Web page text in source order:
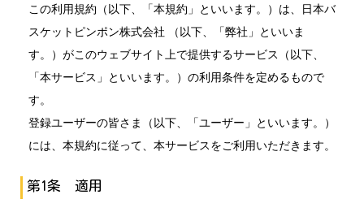
この利用規約（以下、「本規約」といいます。）は、日本バ
スケットピンポン株式会社 （以下、「弊社」といいま
す。）がこのウェブサイト上で提供するサービス（以下、
「本サービス」といいます。）の利用条件を定めるもので
す。
登録ユーザーの皆さま（以下、「ユーザー」といいます。）
には、本規約に従って、本サービスをご利用いただきます。
第1条 適用